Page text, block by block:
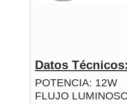
Datos
POTENCIA: 12W
FLUJO